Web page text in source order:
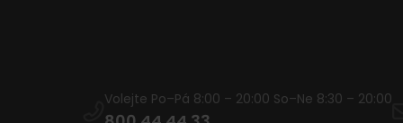
Volejte Po–Pá 8:00 – 20:00 So–Ne 8:30 – 20:00